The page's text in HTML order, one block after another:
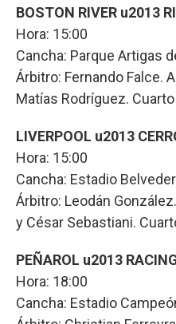
BOSTON RIVER u2013
Hora: 15:00
Cancha: Parque Artigas
Árbitro: Fernando Falce.
Matías Rodríguez.
LIVERPOOL u2013
Hora: 15:00
Cancha: Estadio
Árbitro: Leodán
y César Sebastiani.
PEÑAROL u2013
Hora: 18:00
Cancha: Estadio